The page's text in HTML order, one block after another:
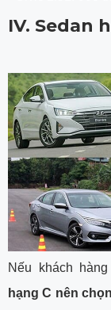
IV. Sedan
Nếu khách
hạng C nên